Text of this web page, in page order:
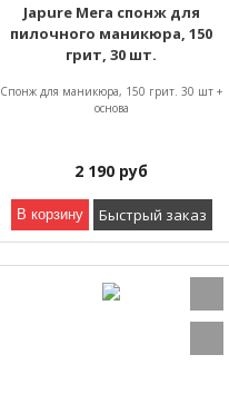
Japure Мега спонж для
пилочного маникюра, 150
грит, 30 шт.
Спонж для маникюра, 150 грит. 30 шт +
основа
2 190 руб
В корзину Быстрый заказ